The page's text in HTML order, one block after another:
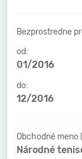
Bezprostredne
od:
01/2016
do:
12/2016
Obchodné
Národné